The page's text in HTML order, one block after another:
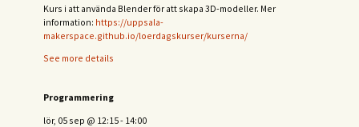
Kurs i att använda Blender för att skapa 3D-modeller. Mer
information: https://uppsala-
makerspace.github.io/loerdagskurser/kurserna/
See more details
Programmering
lör, 05 sep @ 12:15- 14:00